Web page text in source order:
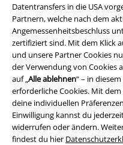
Datentransfers in die USA
Partnern, welche nach dem
Angemessenheitsbeschluss
zertifiziert sind. Mit dem Klick
und unsere Partner Cookies
der Verwendung von Cookies
auf „ Alle ablehnen“ – in
erforderliche Cookies. Mit dem
deine individuellen
Einwilligung kannst du
widerrufen oder ändern.
findest du hier
AGB
Impressum
Datenschutz
Entsorgung und Umweltschutz
Konformitätserklärung